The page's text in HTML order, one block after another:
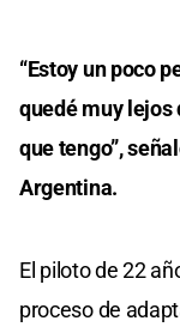
“Estoy un poco
quedé muy lejos
que tengo”,
Argentina.
El piloto de 22
proceso de